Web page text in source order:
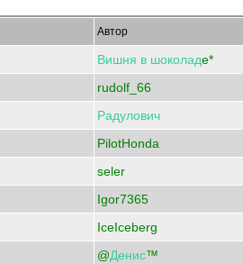
Автор
Вишня в шоколадe*
rudolf_66
Радулович
PilotHonda
seler
Igor7365
IceIceberg
@Денис™